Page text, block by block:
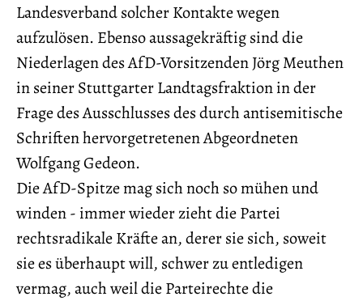
Landesverband solcher Kontakte wegen
aufzulösen. Ebenso aussagekräftig sind die
Niederlagen des AfD-Vorsitzenden Jörg Meuthen
in seiner Stuttgarter Landtagsfraktion in der
Frage des Ausschlusses des durch antisemitische
Schriften hervorgetretenen Abgeordneten
Wolfgang Gedeon.
Die AfD-Spitze mag sich noch so mühen und
winden - immer wieder zieht die Partei
rechtsradikale Kräfte an, derer sie sich, soweit
sie es überhaupt will, schwer zu entledigen
vermag, auch weil die Parteirechte die